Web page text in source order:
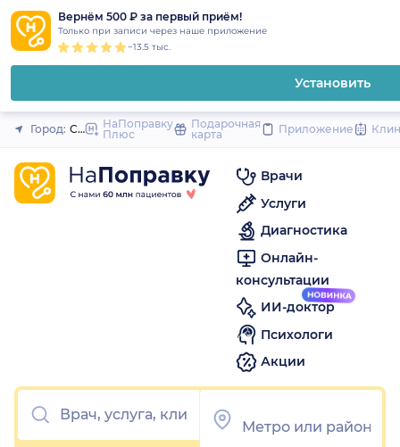
Вернём 500 ₽ за первый приём!
Только при записи через наше приложение
~13.5 тыс.
Установить
Закрыть
Город: Санкт-Петербург
НаПоправку
Плюс
Подарочная
карта
Приложение
Врачи
Услуги
Диагностика
Онлайн-
консультации
ИИ-доктор
Психологи
Акции